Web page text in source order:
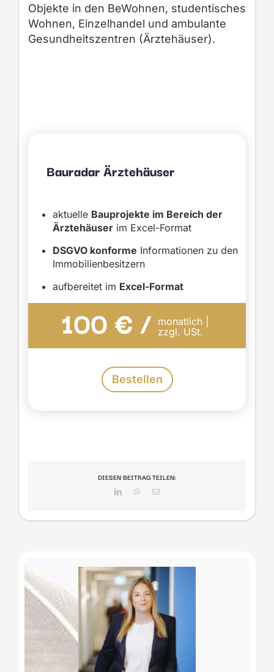
Objekte in den BeWohnen, studentisches
Wohnen, Einzelhandel und ambulante
Gesundheitszentren (Ärztehäuser).
Bauradar Ärztehäuser
aktuelle Bauprojekte im Bereich der
Ärztehäuser im Excel-Format
DSGVO konforme Informationen zu den
Immobilienbesitzern
aufbereitet im Excel-Format
100 € / monatlich |
zzgl. USt.
Bestellen
DIESEN BEITRAG TEILEN:
LinkedInWhatsApp
E-